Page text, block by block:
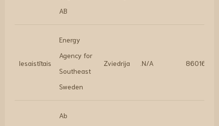
AB
Iesaistītais
Energy
Agency for
Southeast
Sweden
Zviedrija .N/A 86016
Ab